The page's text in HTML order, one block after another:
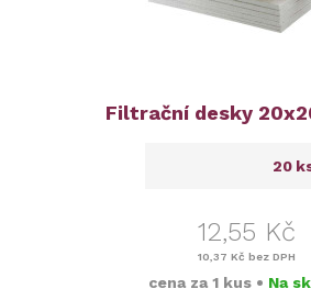
Filtrační desky
12,55 Kč
10,37 Kč bez DPH
cena za 1 kus • Na